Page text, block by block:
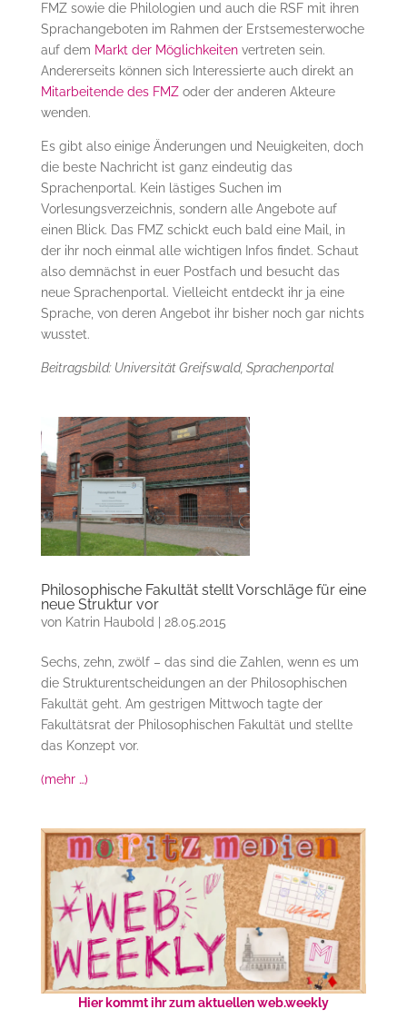
FMZ sowie die Philologien und auch die RSF mit ihren
Sprachangeboten im Rahmen der Erstsemesterwoche
auf dem Markt der Möglichkeiten vertreten sein.
Andererseits können sich Interessierte auch direkt an
Mitarbeitende des FMZoder der anderen Akteure
wenden.
Es gibt also einige Änderungen und Neuigkeiten, doch
die beste Nachricht ist ganz eindeutig das
Sprachenportal. Kein lästiges Suchen im
Vorlesungsverzeichnis, sondern alle Angebote auf
einen Blick. Das FMZ schickt euch bald eine Mail, in
der ihr noch einmal alle wichtigen Infos findet. Schaut
also demnächst in euer Postfach und besucht das
neue Sprachenportal. Vielleicht entdeckt ihr ja eine
Sprache, von deren Angebot ihr bisher noch gar nichts
wusstet.
Beitragsbild: Universität Greifswald, Sprachenportal
Philosophische Fakultät stellt Vorschläge für eine
neue Struktur vor
von Katrin Haubold 28.05.2015
Sechs, zehn, zwölf – das sind die Zahlen, wenn es um
die Strukturentscheidungen an der Philosophischen
Fakultät geht. Am gestrigen Mittwoch tagte der
Fakultätsrat der Philosophischen Fakultät und stellte
das Konzept vor.
(mehr …)
Hier kommt ihr zum aktuellen web.weekly